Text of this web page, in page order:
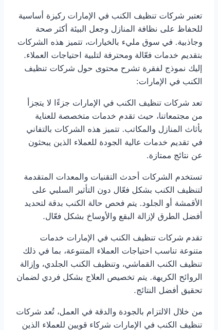
تعتبر شركات تنظيف الكنب في الإمارات ركيزة أساسية
للحفاظ على نظافة المنازل وجعل البيئة أكثر صحة
وجاذبية. في سوق مليء بالخيارات، تتميز هذه الشركات
بتقديم خدمات فعّالة ومحترفة لتلبية احتياجات العملاء.
إليك نموذج لفقرة تشرح محتوى حول شركات تنظيف
الكنب في الإمارات:
تعد شركات تنظيف الكنب في الإمارات جزءًا لا يتجزأ
من مجتمعاتنا، حيث تقدم خدمات متخصصة للعناية
بأثاث المنازل والمكاتب. تتميز هذه الشركات بالتفاني
في تقديم خدمات عالية الجودة للعملاء الذين يبحثون
عن نتائج ممتازة.
تستخدم الشركات أحدث التقنيات والمعدات المتقدمة
لتنظيف الكنب بشكل فعّال دون التأثير السلبي على
الأقمشة أو الجلود. يتم فحص حالة الكنب بدقة لتحديد
أفضل الطرق لإزالة البقع والأوساخ بشكل فعّال.
تقدم شركات تنظيف الكنب في الإمارات خدمات
متنوعة تناسب احتياجات العملاء المتنوعة، بما في ذلك
تنظيف الكنب القماشي، وتنظيف الكنب الجلدي، وإزالة
الروائح الكريهة. يتم تخصيص العلاج بشكل فردي لضمان
تحقيق أفضل النتائج.
من خلال الالتزام بالجودة والدقة في العمل، تُعد شركات
تنظيف الكنب في الإمارات شركاء قويين للعملاء الذين